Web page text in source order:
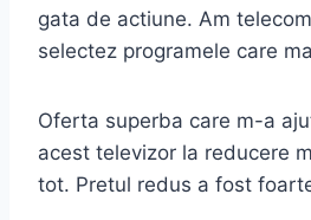
gata de actiune. Am
selectez programele care
Oferta superba care m-a
acest televizor la reducere
tot. Pretul redus a fost